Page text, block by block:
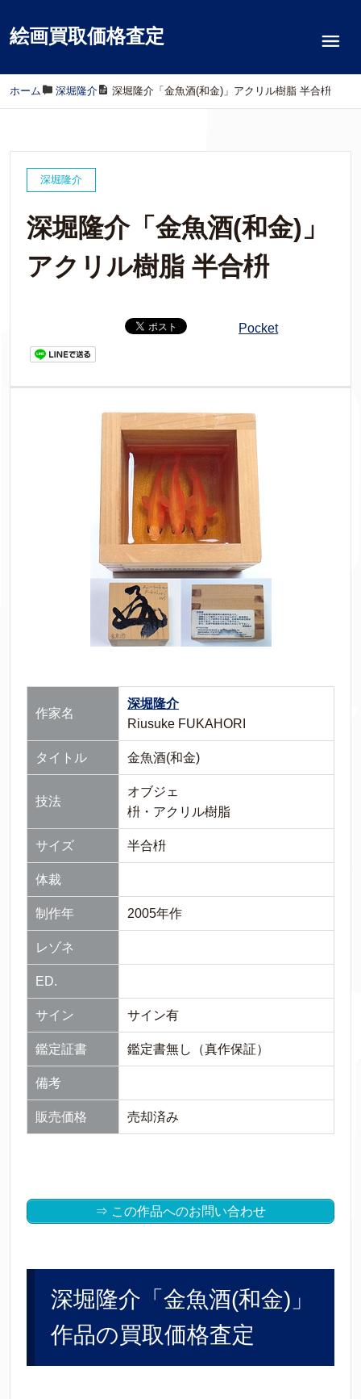
絵画買取価格査定
ホーム / 深堀隆介/ 深堀隆介「金魚酒(和金)」アクリル樹脂 半合枡
深堀隆介
深堀隆介「金魚酒(和金)」
アクリル樹脂 半合枡
Pocket
作家名
深堀隆介
Riusuke FUKAHORI
タイトル 金魚酒(和金)
技法
オブジェ
枡・アクリル樹脂
サイズ 半合枡
体裁
制作年 2005年作
レゾネ
ED.
サイン サイン有
鑑定証書 鑑定書無し（真作保証）
備考
販売価格 売却済み
⇒ この作品へのお問い合わせ
深堀隆介「金魚酒(和金)」
作品の買取価格査定